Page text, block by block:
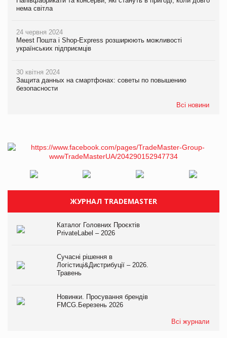
нема світла
24 червня 2024
Meest Пошта і Shop-Express розширюють можливості
українських підприємців
30 квітня 2024
Защита данных на смартфонах: советы по повышению
безопасности
Всі новини
ЖУРНАЛ TRADEMASTER
Каталог Головних Проєктів
PrivateLabel – 2026
Сучасні рішення в
Логістиці&Дистрибуції – 2026.
Травень
Новинки. Просування брендів
FMCG.Березень 2026
Всі журнали